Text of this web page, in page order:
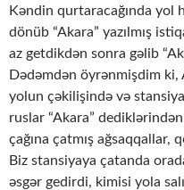
Kəndin qurtaracağında yol
dönüb “Akara” yazılmış
az getdikdən sonra gəlib
Dədəmdən öyrənmişdim ki,
yolun çəkilişində və
ruslar “Akara” dediklərindən
çağına çatmış ağsaqqallar,
Biz stansiyaya çatanda
əsgər gedirdi, kimisi yola